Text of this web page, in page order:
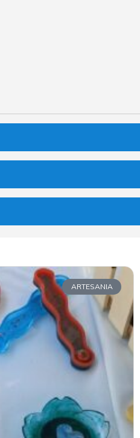
ARTESANIA